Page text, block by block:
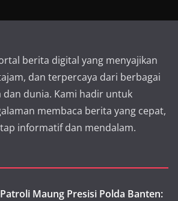
berita digital yang menyajikan
dan terpercaya dari berbagai
dunia. Kami hadir untuk
membaca berita yang cepat,
informatif dan mendalam.
Maung Presisi Polda Banten: